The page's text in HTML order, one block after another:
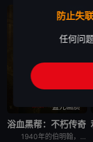
剧情
蓝光画质
浴血黑帮：不朽传奇
1940年的伯明翰，在第二次世界大战的混乱中，汤米·谢尔比（基里安·墨菲 饰）从自我放逐中回归，直面着迄今为止最具破坏性的清算。家族和国家的未来岌岌可危，汤米必须面对自己心中的恶魔，并选择是直面它
防止失
任何问